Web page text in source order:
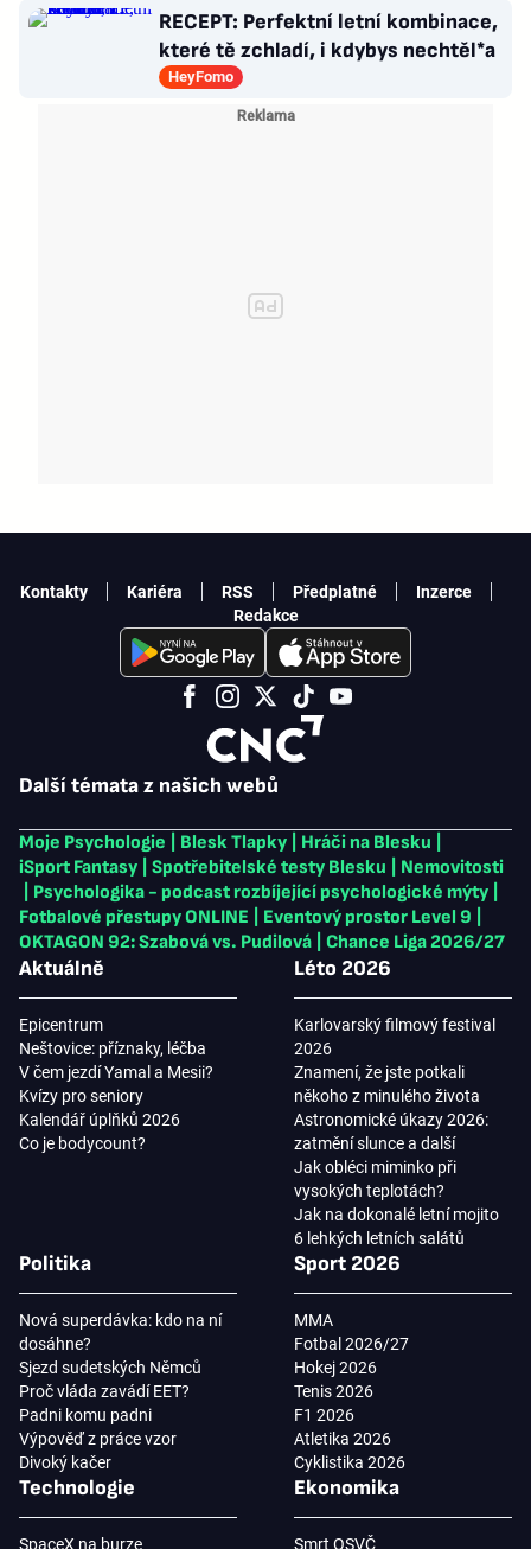
RECEPT: Perfektní letní kombinace,
které tě zchladí, i kdybys nechtěl*a
HeyFomo
Další témata z našich webů
Moje Psychologie Blesk Tlapky Hráči na Blesku
iSport Fantasy
Spotřebitelské testy Blesku
Nemovitosti
Psychologika - podcast rozbíjející psychologické mýty
Fotbalové přestupy ONLINE
Eventový prostor Level 9
OKTAGON 92: Szabová vs. Pudilová
Chance Liga 2026/27
Aktuálně
Epicentrum
Neštovice: příznaky, léčba
V čem jezdí Yamal a Mesii?
Kvízy pro seniory
Kalendář úplňků 2026
Co je bodycount?
Léto 2026
Karlovarský filmový festival
2026
Znamení, že jste potkali
někoho z minulého života
Astronomické úkazy 2026:
zatmění slunce a další
Jak obléci miminko při
vysokých teplotách?
Jak na dokonalé letní mojito
6 lehkých letních salátů
Politika
Nová superdávka: kdo na ní
dosáhne?
Sjezd sudetských Němců
Proč vláda zavádí EET?
Padni komu padni
Výpověď z práce vzor
Divoký kačer
Sport 2026
MMA
Fotbal 2026/27
Hokej 2026
Tenis 2026
F1 2026
Atletika 2026
Cyklistika 2026
Technologie
SpaceX na burze
Ekonomika
Smrt OSVČ
Kontakty Kariéra RSS Předplatné
Inzerce
Redakce